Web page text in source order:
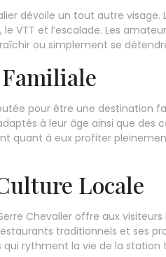
dévoile un tout autre
VTT et l’escalade. Les
ou simplement se
pour être une destination
à leur âge ainsi que des
quant à eux profiter
Locale
Chevalier offre aux
traditionnels et ses
rythment la vie de la station